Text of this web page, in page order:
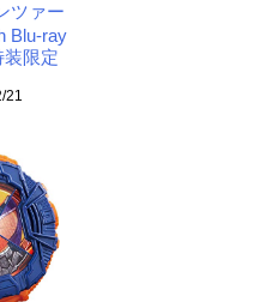
ツァー
Blu-ray
限定
21